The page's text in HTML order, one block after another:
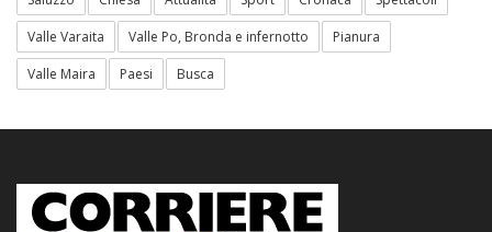
Valle Varaita
Valle Po, Bronda e infernotto
Pianura
Valle Maira
Paesi Busca